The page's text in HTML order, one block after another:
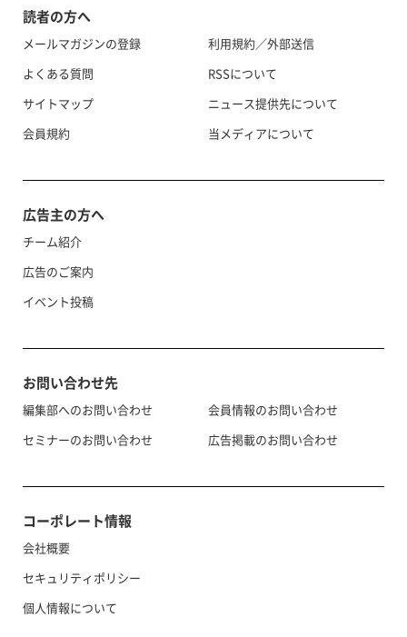
読者の方へ
メールマガジンの登録
よくある質問
サイトマップ
会員規約
利用規約／外部送信
RSSについて
ニュース提供先について
当メディアについて
広告主の方へ
チーム紹介
広告のご案内
イベント投稿
お問い合わせ先
編集部へのお問い合わせ
セミナーのお問い合わせ
会員情報のお問い合わせ
広告掲載のお問い合わせ
コーポレート情報
会社概要
セキュリティポリシー
個人情報について